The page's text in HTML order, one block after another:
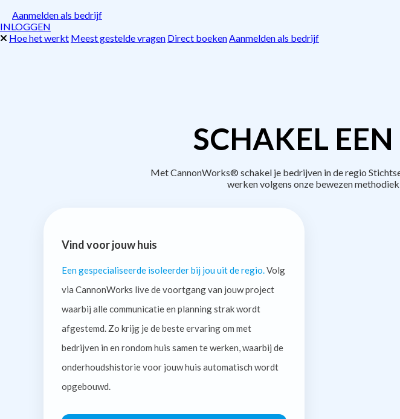
Aanmelden als bedrijf
INLOGGEN
Hoe het werkt Meest gestelde vragen Direct boekenAanmelden als bedrijf
SCHAKEL
Met CannonWorks® schakel je bedrijven in de regio
werken volgens onze bewezen
Vind voor jouw huis
Een gespecialiseerde isoleerder bij jou uit de regio. Volg
via CannonWorks live de voortgang van jouw project
waarbij alle communicatie en planning strak wordt
afgestemd. Zo krijg je de beste ervaring om met
bedrijven in en rondom huis samen te werken, waarbij de
onderhoudshistorie voor jouw huis automatisch wordt
opgebouwd.